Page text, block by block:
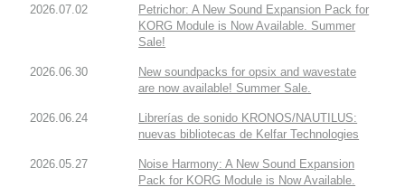
2026.07.02
Petrichor: A New Sound Expansion Pack for
KORG Module is Now Available. Summer
Sale!
2026.06.30
New soundpacks for opsix and wavestate
are now available! Summer Sale.
2026.06.24
Librerías de sonido KRONOS/NAUTILUS:
nuevas bibliotecas de Kelfar Technologies
2026.05.27
Noise Harmony: A New Sound Expansion
Pack for KORG Module is Now Available.